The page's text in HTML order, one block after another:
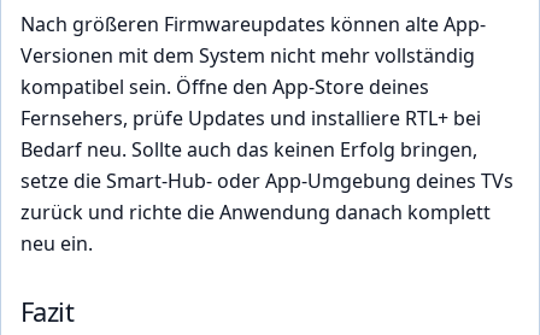
Nach größeren Firmwareupdates können alte App-
Versionen mit dem System nicht mehr vollständig
kompatibel sein. Öffne den App-Store deines
Fernsehers, prüfe Updates und installiere RTL+ bei
Bedarf neu. Sollte auch das keinen Erfolg bringen,
setze die Smart-Hub- oder App-Umgebung deines TVs
zurück und richte die Anwendung danach komplett
neu ein.
Fazit